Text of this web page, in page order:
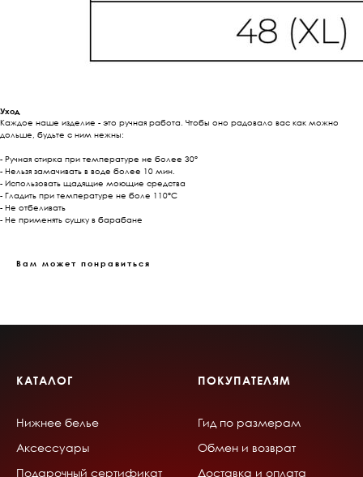
Уход
Каждое наше изделие - это ручная работа. Чтобы оно радовало вас как можно
дольше, будьте с ним нежны:
- Ручная стирка при температуре не более 30°
- Нельзя замачивать в воде более 10 мин.
- Использовать щадящие моющие средства
- Гладить при температуре не боле 110°С
- Не отбеливать
- Не применять сушку в барабане
Вам может понравиться
КАТАЛОГ
Нижнее белье
Аксессуары
Подарочный сертификат
ПОКУПАТЕЛЯМ
Гид по размерам
Обмен и возврат
Доставка и оплата